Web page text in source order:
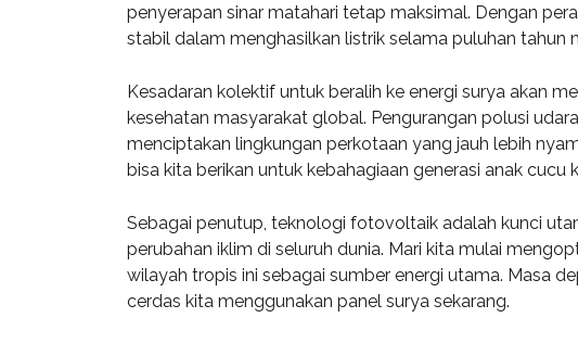
penyerapan sinar matahari tetap maksimal. Dengan
stabil dalam menghasilkan listrik selama puluhan tahun
Kesadaran kolektif untuk beralih ke energi surya akan
kesehatan masyarakat global. Pengurangan polusi
menciptakan lingkungan perkotaan yang jauh lebih
bisa kita berikan untuk kebahagiaan generasi anak cucu
Sebagai penutup, teknologi fotovoltaik adalah kunci
perubahan iklim di seluruh dunia. Mari kita mulai
wilayah tropis ini sebagai sumber energi utama. Masa
cerdas kita menggunakan panel surya sekarang.